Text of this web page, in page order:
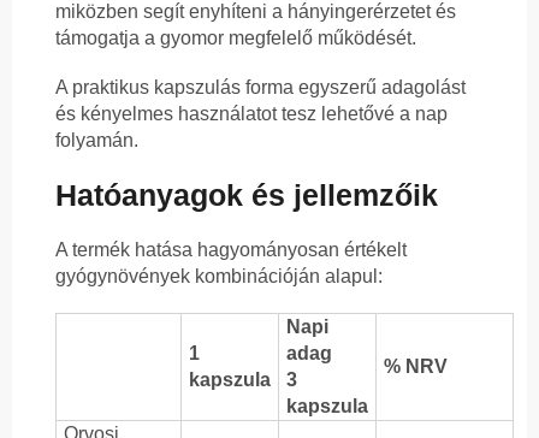
miközben segít enyhíteni a hányingerérzetet és
támogatja a gyomor megfelelő működését.
A praktikus kapszulás forma egyszerű adagolást
és kényelmes használatot tesz lehetővé a nap
folyamán.
Hatóanyagok és jellemzőik
A termék hatása hagyományosan értékelt
gyógynövények kombinációján alapul:
1
kapszula
Napi
adag
3
kapszula
% NRV
Orvosi